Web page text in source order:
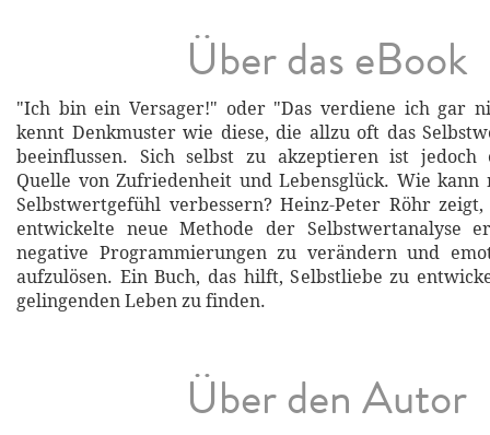
Über das eBook
"Ich bin ein Versager!" oder "Das verdiene ich gar
kennt Denkmuster wie diese, die allzu oft das
beeinflussen. Sich selbst zu akzeptieren ist jedoch
Quelle von Zufriedenheit und Lebensglück. Wie kann
Selbstwertgefühl verbessern? Heinz-Peter Röhr
entwickelte neue Methode der Selbstwertanalyse
negative Programmierungen zu verändern und
aufzulösen. Ein Buch, das hilft, Selbstliebe zu
gelingenden Leben zu finden.
Über den Autor